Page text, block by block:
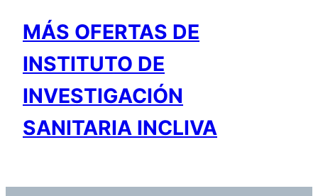
MÁS OFERTAS DE
INSTITUTO DE
INVESTIGACIÓN
SANITARIA INCLIVA